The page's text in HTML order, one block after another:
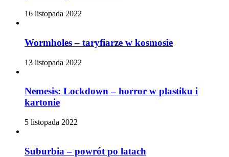
16 listopada 2022
Wormholes – taryfiarze w kosmosie
13 listopada 2022
Nemesis: Lockdown – horror w plastiku i
kartonie
5 listopada 2022
Suburbia – powrót po latach